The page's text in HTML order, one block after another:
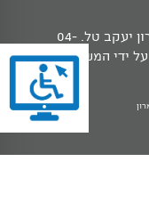
04-
ידי המשרד לשוויון